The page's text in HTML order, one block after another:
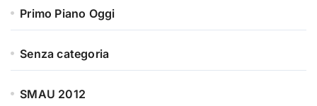
Primo Piano Oggi
Senza categoria
SMAU 2012